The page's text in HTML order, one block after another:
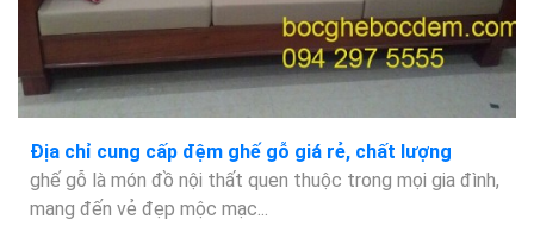
Địa chỉ cung cấp đệm ghế gỗ giá rẻ, chất lượng
ghế gỗ là món đồ nội thất quen thuộc trong mọi gia đình,
mang đến vẻ đẹp mộc mạc...